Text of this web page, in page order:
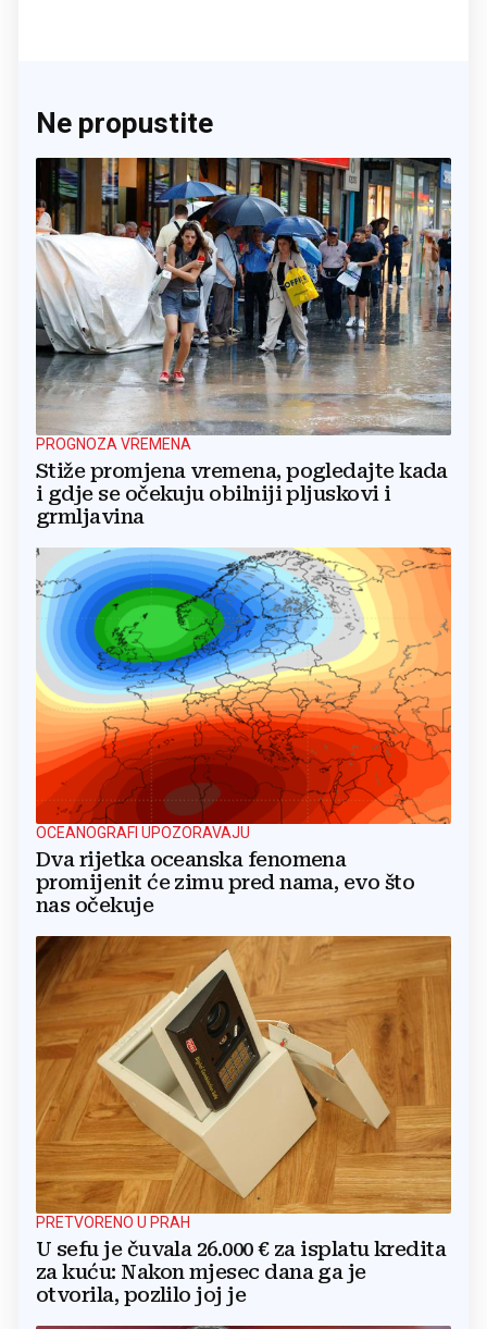
Ne propustite
PROGNOZA VREMENA
Stiže promjena vremena, pogledajte kada
i gdje se očekuju obilniji pljuskovi i
grmljavina
OCEANOGRAFI UPOZORAVAJU
Dva rijetka oceanska fenomena
promijenit će zimu pred nama, evo što
nas očekuje
PRETVORENO U PRAH
U sefu je čuvala 26.000 € za isplatu kredita
za kuću: Nakon mjesec dana ga je
otvorila, pozlilo joj je